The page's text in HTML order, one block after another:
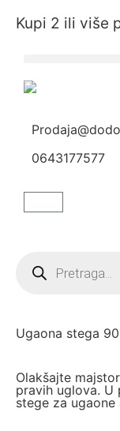
Kupi 2 ili više
0643177577
Ugaona stega
Olakšajte
pravih uglova. U
stege za ugaone